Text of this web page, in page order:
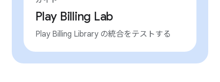
Play Billing Lab
Play Billing Library の統合をテストする